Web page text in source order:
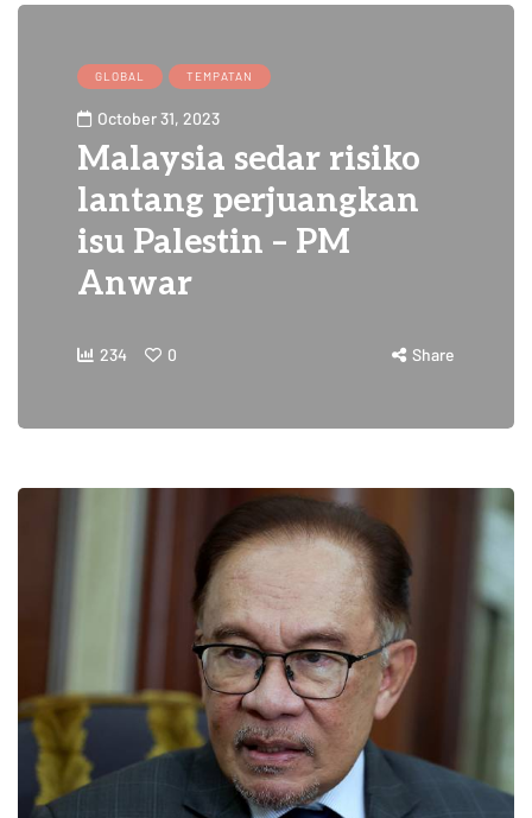
GLOBAL TEMPATAN
October 31, 2023
Malaysia sedar risiko
lantang perjuangkan
isu Palestin – PM
Anwar
234 0 Share